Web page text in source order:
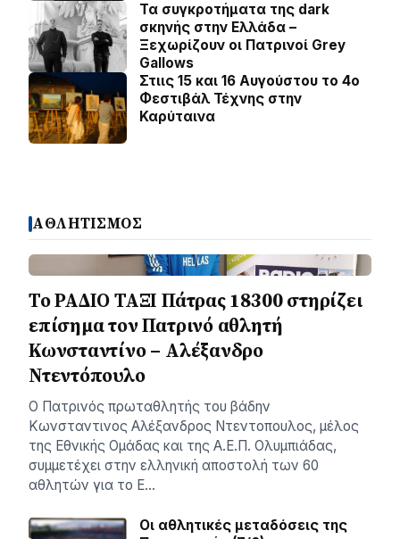
Τα συγκροτήματα της dark
σκηνής στην Ελλάδα –
Ξεχωρίζουν οι Πατρινοί Grey
Gallows
Στιις 15 και 16 Αυγούστου το 4ο
Φεστιβάλ Τέχνης στην
Καρύταινα
ΑΘΛΗΤΙΣΜΟΣ
Το ΡΑΔΙΟ ΤΑΞΙ Πάτρας 18300 στηρίζει
επίσημα τον Πατρινό αθλητή
Κωνσταντίνο – Αλέξανδρο
Ντεντόπουλο
Ο Πατρινός πρωταθλητής του βάδην
Κωνσταντινος Αλέξανδρος Ντεντοπουλος, μέλος
της Εθνικής Ομάδας και της Α.Ε.Π. Ολυμπιάδας,
συμμετέχει στην ελληνική αποστολή των 60
αθλητών για το Ε…
Οι αθλητικές μεταδόσεις της